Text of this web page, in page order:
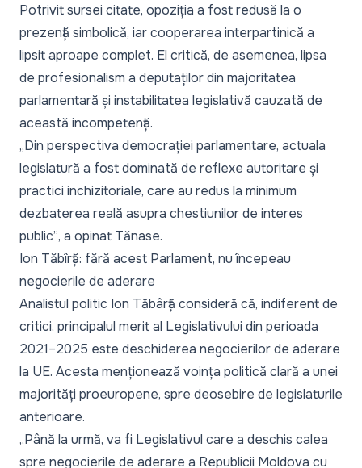
Potrivit sursei citate, opoziția a fost redusă la o
prezență simbolică, iar cooperarea interpartinică a
lipsit aproape complet. El critică, de asemenea, lipsa
de profesionalism a deputaților din majoritatea
parlamentară și instabilitatea legislativă cauzată de
această incompetență.
„Din perspectiva democrației parlamentare, actuala
legislatură a fost dominată de reflexe autoritare și
practici inchizitoriale, care au redus la minimum
dezbaterea reală asupra chestiunilor de interes
public”, a opinat Tănase.
Ion Tăbîrță: fără acest Parlament, nu începeau
negocierile de aderare
Analistul politic Ion Tăbârță consideră că, indiferent de
critici, principalul merit al Legislativului din perioada
2021–2025 este deschiderea negocierilor de aderare
la UE. Acesta menționează voința politică clară a unei
majorități proeuropene, spre deosebire de legislaturile
anterioare.
„Până la urmă, va fi Legislativul care a deschis calea
spre negocierile de aderare a Republicii Moldova cu